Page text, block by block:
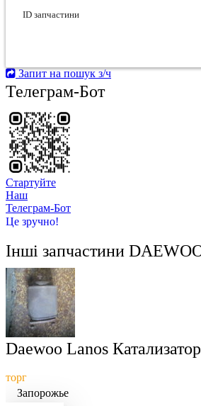
ID запчастини
Запит на пошук з/ч
Телеграм-Бот
Стартуйте
Hаш
Телеграм-Бот
Це зручно!
Інші запчастини
Daewoo Lanos Катализатор
торг
Запорожье